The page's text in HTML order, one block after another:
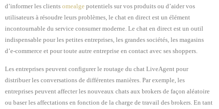
d’informer les clients omealge potentiels sur vos produits ou d’aider vos
utilisateurs à résoudre leurs problèmes, le chat en direct est un élément
incontournable du service consumer moderne. Le chat en direct est un outil
indispensable pour les petites entreprises, les grandes sociétés, les magasins
d’e-commerce et pour toute autre entreprise en contact avec ses shoppers.
Les entreprises peuvent configurer le routage du chat LiveAgent pour
distribuer les conversations de différentes manières. Par exemple, les
entreprises peuvent affecter les nouveaux chats aux brokers de façon aléatoire
ou baser les affectations en fonction de la charge de travail des brokers. En tant